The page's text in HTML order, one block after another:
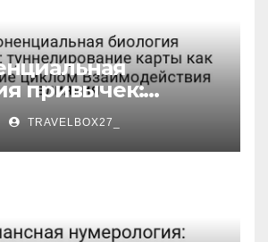
привычек:
карты как
циклом
влияния
TRAVELBOX27_